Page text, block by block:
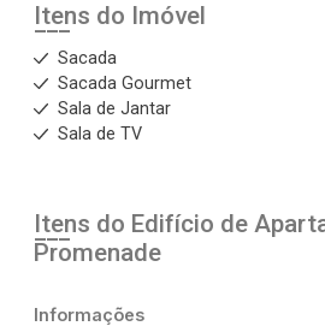
Itens do Imóvel
Sacada
Sacada Gourmet
Sala de Jantar
Sala de TV
Itens do Edifício de
Promenade
Informações